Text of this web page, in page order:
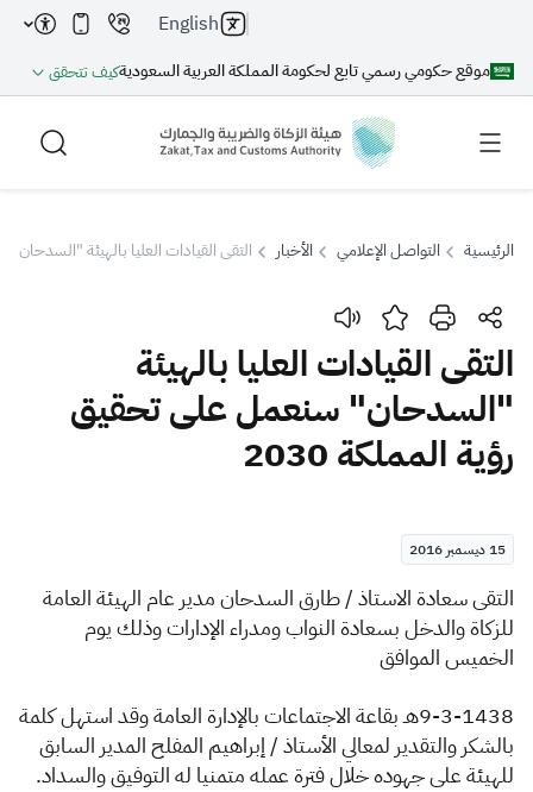
موقع حكومي رسمي تابع لحكومة المملكة العربية السعوديةكيف تتحقق
English
بحث
بحث بحث AI
اقتراحات
الزكاة
الإقرار الضريبي
الرئيسية التواصل الإعلامي الأخبار التقى القيادات العليا بالهيئة "السدحان"
التقى القيادات العليا بالهيئة
"السدحان" سنعمل على تحقيق
رؤية المملكة 2030
15 ديسمبر 2016
التقى سعادة الاستاذ / طارق السدحان مدير عام الهيئة العامة
للزكاة والدخل بسعادة النواب ومدراء الإدارات وذلك يوم
الخميس الموافق
9-3-1438هـ بقاعة الاجتماعات بالإدارة العامة وقد استهل كلمة
بالشكر والتقدير لمعالي الأستاذ / إبراهيم المفلح المدير السابق
للهيئة على جهوده خلال فترة عمله متمنيا له التوفيق والسداد.